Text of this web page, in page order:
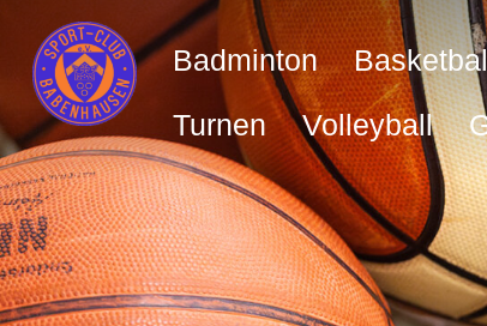
Badminton
Turnen
Volleyball